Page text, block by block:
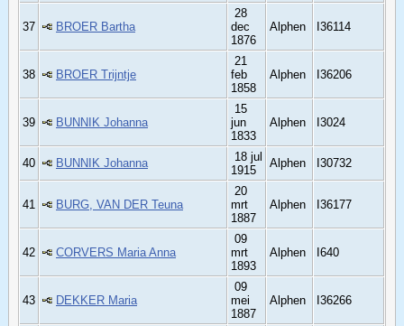
37 BROER Bartha
28
dec
1876
Alphen I36114
38 BROER Trijntje
21
feb
1858
Alphen I36206
39 BUNNIK Johanna
15
jun
1833
Alphen I3024
40 BUNNIK Johanna
18 jul
1915
Alphen I30732
41 BURG, VAN DER Teuna
20
mrt
1887
Alphen I36177
42 CORVERS Maria Anna
09
mrt
1893
Alphen I640
43 DEKKER Maria
09
mei
1887
Alphen I36266